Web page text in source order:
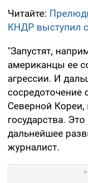
Читайте:
КНДР выступил
"Запустят,
американцы ее
агрессии. И
сосредоточение
Северной Кореи,
государства.
дальнейшее
журналист.